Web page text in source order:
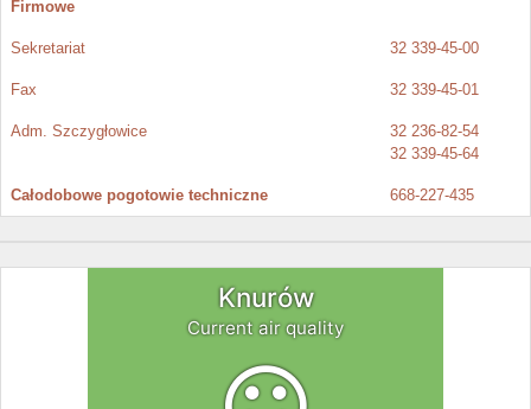
Firmowe
Sekretariat 32 339-45-00
Fax 32 339-45-01
Adm. Szczygłowice
32 236-82-54
32 339-45-64
Całodobowe pogotowie techniczne 668-227-435